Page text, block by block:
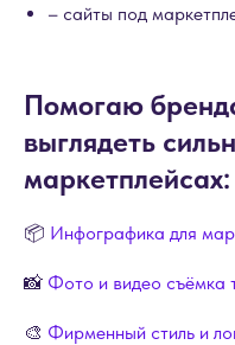
– сайты под
Помогаю
выглядеть
маркетплейсах:
📦 Инфографика для
📸 Фото и видео съёмка
🎨 Фирменный стиль и